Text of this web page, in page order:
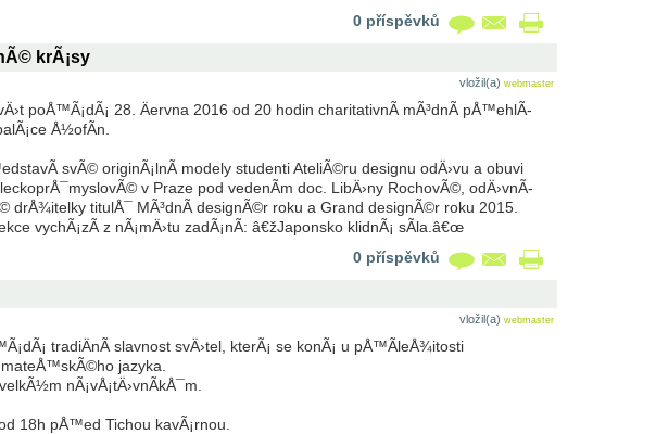
0 příspěvků
krÃ¡sy
vložil(a) webmaster
poÅ™Ã¡dÃ¡ 28. Äervna 2016 od 20 hodin charitativnÃ­ mÃ³dnÃ­ pÅ™ehlÃ­
Å½ofÃ­n.
svÃ© originÃ¡lnÃ­ modely studenti AteliÃ©ru designu odÄ›vu a obuvi
v Praze pod vedenÃ­m doc. LibÄ›ny RochovÃ©, odÄ›vnÃ­
drÅ¾itelky titulÅ¯ MÃ³dnÃ­ designÃ©r roku a Grand designÃ©r roku 2015.
vychÃ¡zÃ­ z nÃ¡mÄ›tu zadÃ¡nÃ­: â€žJaponsko klidnÃ¡ sÃ­la.â€œ
0 příspěvků
vložil(a) webmaster
tradiÄnÃ­ slavnost svÄ›tel, kterÃ¡ se konÃ¡ u pÅ™Ã­leÅ¾itosti
jazyka.
nÃ¡vÅ¡tÄ›vnÃ­kÅ¯m.
18h pÅ™ed Tichou kavÃ¡rnou.